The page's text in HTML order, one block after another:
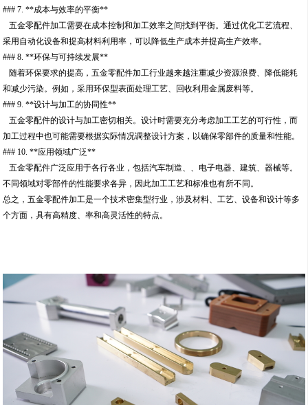
### 7. **成本与效率的平衡**
五金零配件加工需要在成本控制和加工效率之间找到平衡。通过优化工艺流程、
采用自动化设备和提高材料利用率，可以降低生产成本并提高生产效率。
### 8. **环保与可持续发展**
随着环保要求的提高，五金零配件加工行业越来越注重减少资源浪费、降低能耗
和减少污染。例如，采用环保型表面处理工艺、回收利用金属废料等。
### 9. **设计与加工的协同性**
五金零配件的设计与加工密切相关。设计时需要充分考虑加工工艺的可行性，而
加工过程中也可能需要根据实际情况调整设计方案，以确保零部件的质量和性能。
### 10. **应用领域广泛**
五金零配件广泛应用于各行各业，包括汽车制造、、电子电器、建筑、器械等。
不同领域对零部件的性能要求各异，因此加工工艺和标准也有所不同。
总之，五金零配件加工是一个技术密集型行业，涉及材料、工艺、设备和设计等多
个方面，具有高精度、率和高灵活性的特点。